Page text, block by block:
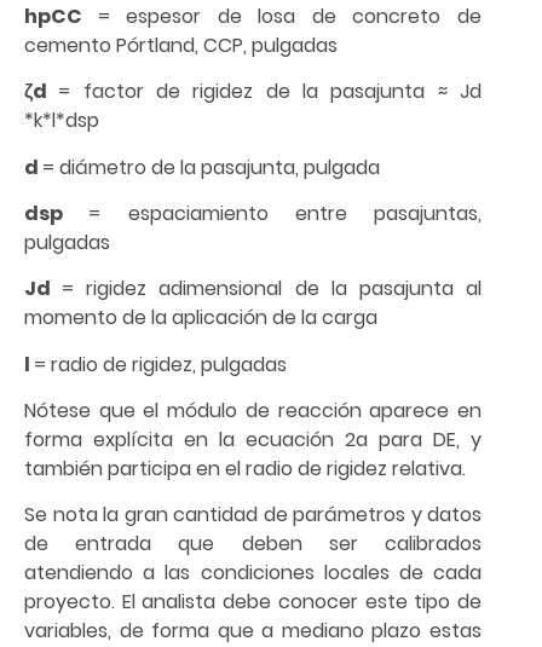
hpCC = espesor de losa de concreto de
cemento Pórtland, CCP, pulgadas
ζd = factor de rigidez de la pasajunta ≈ Jd
*k*l*dsp
d = diámetro de la pasajunta, pulgada
dsp = espaciamiento entre pasajuntas,
pulgadas
Jd = rigidez adimensional de la pasajunta al
momento de la aplicación de la carga
l = radio de rigidez, pulgadas
Nótese que el módulo de reacción aparece en
forma explícita en la ecuación 2a para DE, y
también participa en el radio de rigidez relativa.
Se nota la gran cantidad de parámetros y datos
de entrada que deben ser calibrados
atendiendo a las condiciones locales de cada
proyecto. El analista debe conocer este tipo de
variables, de forma que a mediano plazo estas